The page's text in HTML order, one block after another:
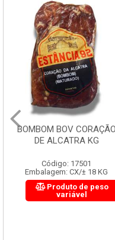
BOMBOM BOV CORAÇÃO
DE ALCATRA KG
Código: 17501
Embalagem: CX/± 18 KG
Produto de peso
variável